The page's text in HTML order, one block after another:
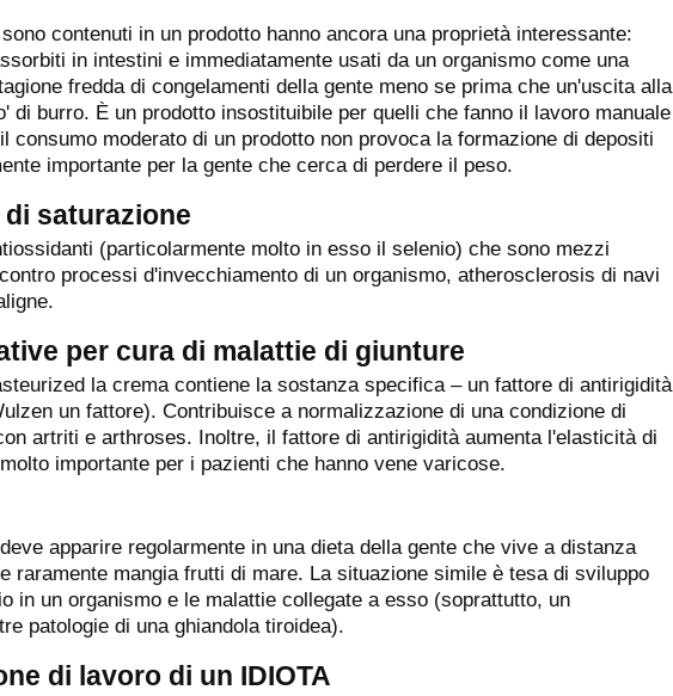
contenuti in un prodotto hanno ancora una proprietà interessante:
in intestini e immediatamente usati da un organismo come una
fredda di congelamenti della gente meno se prima che un'uscita alla
di burro. È un prodotto insostituibile per quelli che fanno il lavoro manuale
consumo moderato di un prodotto non provoca la formazione di depositi
importante per la gente che cerca di perdere il peso.
saturazione
(particolarmente molto in esso il selenio) che sono mezzi
processi d'invecchiamento di un organismo, atherosclerosis di navi
per cura di malattie di giunture
la crema contiene la sostanza specifica – un fattore di antirigidità
un fattore). Contribuisce a normalizzazione di una condizione di
artriti e arthroses. Inoltre, il fattore di antirigidità aumenta l'elasticità di
importante per i pazienti che hanno vene varicose.
apparire regolarmente in una dieta della gente che vive a distanza
raramente mangia frutti di mare. La situazione simile è tesa di sviluppo
in un organismo e le malattie collegate a esso (soprattutto, un
patologie di una ghiandola tiroidea).
di lavoro di un IDIOTA